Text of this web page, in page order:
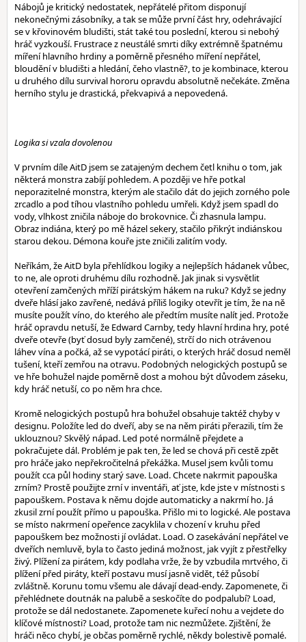
Nábojů je kritický nedostatek, nepřátelé přitom disponují
nekonečnými zásobníky, a tak se může první část hry, odehrávající
se v křovinovém bludišti, stát také tou poslední, kterou si nebohý
hráč vyzkouší. Frustrace z neustálé smrti díky extrémně špatnému
míření hlavního hrdiny a poměrně přesného míření nepřátel,
bloudění v bludišti a hledání, čeho vlastně?, to je kombinace, kterou
u druhého dílu survival hororu opravdu absolutně nečekáte. Změna
herního stylu je drastická, překvapivá a nepovedená.
Logika si vzala dovolenou
V prvním díle AitD jsem se zatajeným dechem četl knihu o tom, jak
některá monstra zabíjí pohledem. A později ve hře potkal
neporazitelné monstra, kterým ale stačilo dát do jejich zorného pole
zrcadlo a pod tíhou vlastního pohledu umřeli. Když jsem spadl do
vody, vlhkost zničila náboje do brokovnice. Či zhasnula lampu.
Obraz indiána, který po mě házel sekery, stačilo přikrýt indiánskou
starou dekou. Démona kouře jste zničili zalitím vody.
Neříkám, že AitD byla přehlídkou logiky a nejlepších hádanek vůbec,
to ne, ale oproti druhému dílu rozhodně. Jak jinak si vysvětlit
otevření zamčených mříží pirátským hákem na ruku? Když se jedny
dveře hlásí jako zavřené, nedává příliš logiky otevřít je tím, že na ně
musíte použít víno, do kterého ale předtím musíte nalít jed. Protože
hráč opravdu netuší, že Edward Carnby, tedy hlavní hrdina hry, poté
dveře otevře (byť dosud byly zamčené), strčí do nich otrávenou
láhev vína a počká, až se vypotácí piráti, o kterých hráč dosud neměl
tušení, kteří zemřou na otravu. Podobných nelogických postupů se
ve hře bohužel najde poměrně dost a mohou být důvodem záseku,
kdy hráč netuší, co po něm hra chce.
Kromě nelogických postupů hra bohužel obsahuje taktéž chyby v
designu. Položíte led do dveří, aby se na něm piráti přerazili, tím že
uklouznou? Skvělý nápad. Led poté normálně přejdete a
pokračujete dál. Problém je pak ten, že led se chová při cestě zpět
pro hráče jako nepřekročitelná překážka. Musel jsem kvůli tomu
použít cca půl hodiny starý save. Load. Chcete nakrmit papouška
zrním? Prostě použijte zrní v inventáři, ať jste, kde jste v místnosti s
papouškem. Postava k němu dojde automaticky a nakrmí ho. Já
zkusil zrní použít přímo u papouška. Přišlo mi to logické. Ale postava
se místo nakrmení opeřence zacyklila v chození v kruhu před
papouškem bez možnosti jí ovládat. Load. O zasekávání nepřátel ve
dveřích nemluvě, byla to často jediná možnost, jak vyjít z přestřelky
živý. Plížení za pirátem, kdy podlaha vrže, že by vzbudila mrtvého, či
plížení před piráty, kteří postavu musí jasně vidět, též působí
zvláštně. Korunu tomu všemu ale dávají dead-endy. Zapomenete, či
přehlédnete doutnák na palubě a seskočíte do podpalubí? Load,
protože se dál nedostanete. Zapomenete kuřecí nohu a vejdete do
klíčové místnosti? Load, protože tam nic nezmůžete. Zjištění, že
hráči něco chybí, je občas poměrně rychlé, někdy bolestivě pomalé.